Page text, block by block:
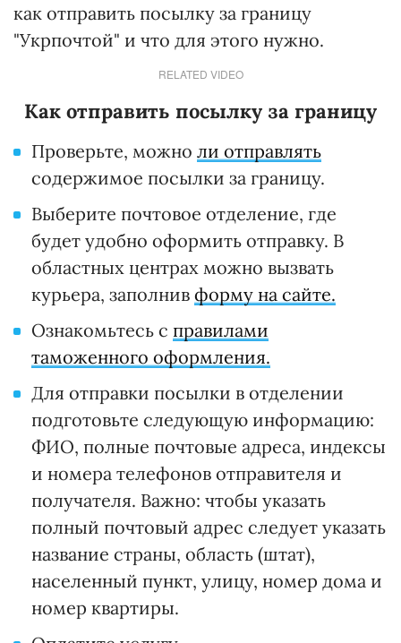
как отправить посылку за границу
"Укрпочтой" и что для этого нужно.
RELATED VIDEO
Как отправить посылку за границу
Проверьте, можно ли отправлять
содержимое посылки за границу.
Выберите почтовое отделение, где
будет удобно оформить отправку. В
областных центрах можно вызвать
курьера, заполнив форму на сайте.
Ознакомьтесь с правилами
таможенного оформления.
Для отправки посылки в отделении
подготовьте следующую информацию:
ФИО, полные почтовые адреса, индексы
и номера телефонов отправителя и
получателя. Важно: чтобы указать
полный почтовый адрес следует указать
название страны, область (штат),
населенный пункт, улицу, номер дома и
номер квартиры.